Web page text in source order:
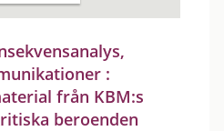
:
från KBM:s
beroenden